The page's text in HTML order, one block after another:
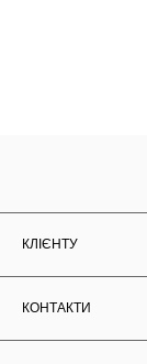
КЛІЄНТУ
КОНТАКТИ